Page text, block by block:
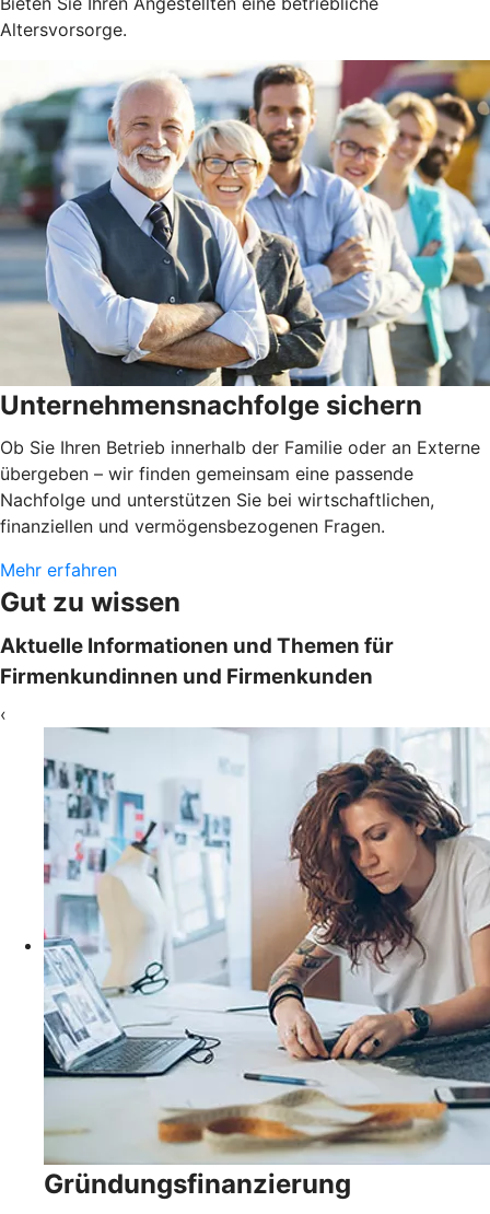
Altersvorsorge.
Unternehmensnachfolge sichern
Ob Sie Ihren Betrieb innerhalb der Familie oder an Externe
übergeben – wir finden gemeinsam eine passende
Nachfolge und unterstützen Sie bei wirtschaftlichen,
finanziellen und vermögensbezogenen Fragen.
Mehr erfahren
Gut zu wissen
Aktuelle Informationen und Themen für
Firmenkundinnen und Firmenkunden
‹
Gründungsfinanzierung